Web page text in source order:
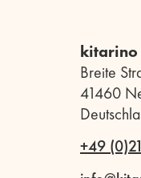
kitarino
Breite
41460
+49